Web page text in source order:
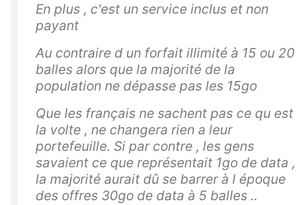
En plus , c'est un service inclus et non
payant
Au contraire d un forfait illimité à 15 ou 20
balles alors que la majorité de la
population ne dépasse pas les 15go
Que les français ne sachent pas ce qu est
la volte , ne changera rien a leur
portefeuille. Si par contre , les gens
savaient ce que représentait 1go de data ,
la majorité aurait dû se barrer à l époque
des offres 30go de data à 5 balles ..